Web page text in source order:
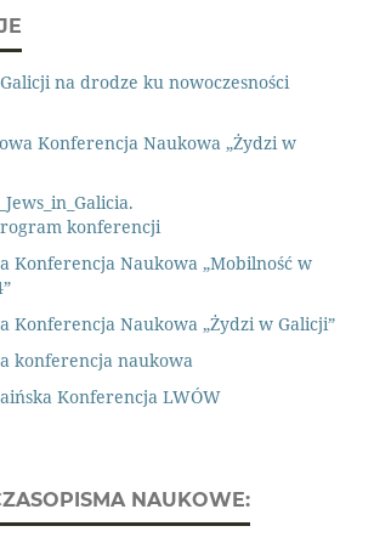
na drodze ku nowoczesności
Konferencja Naukowa „Żydzi w
konferencji
Konferencja Naukowa „Mobilność w
Konferencja Naukowa „Żydzi w Galicji”
konferencja naukowa
Konferencja LWÓW
NAUKOWE: